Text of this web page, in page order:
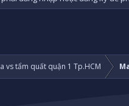
vs tẩm quất quận 1 Tp.HCM